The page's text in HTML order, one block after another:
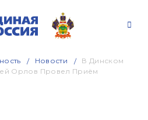
Новости
В Динском
Орлов Провел Приём